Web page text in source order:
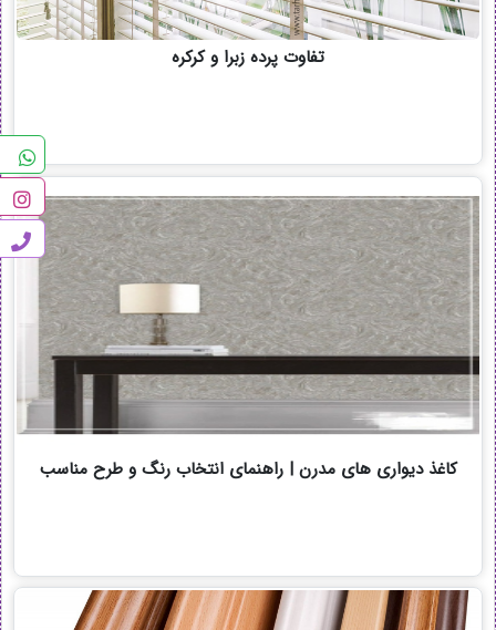
تفاوت پرده زبرا و کرکره
کاغذ دیواری های مدرن | راهنمای انتخاب رنگ و طرح مناسب